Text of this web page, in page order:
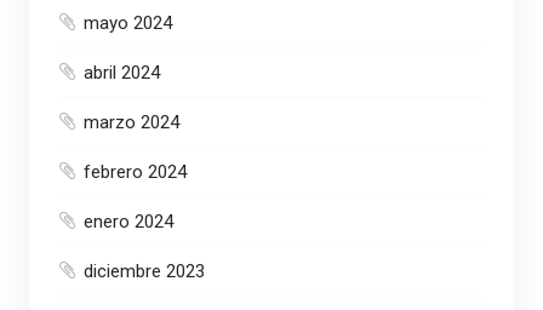
mayo 2024
abril 2024
marzo 2024
febrero 2024
enero 2024
diciembre 2023